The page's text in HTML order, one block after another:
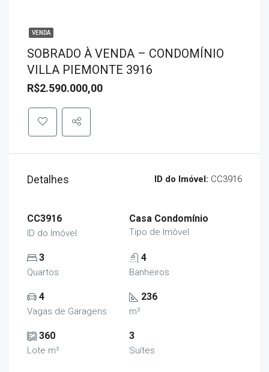
VENDA
SOBRADO À VENDA – CONDOMÍNIO
VILLA PIEMONTE 3916
R$2.590.000,00
Detalhes ID do Imóvel: CC3916
CC3916
ID do Imóvel
Casa Condomínio
Tipo de Imóvel
3
Quartos
4
Banheiros
4
Vagas de Garagens
236
m²
360
Lote m²
3
Suítes